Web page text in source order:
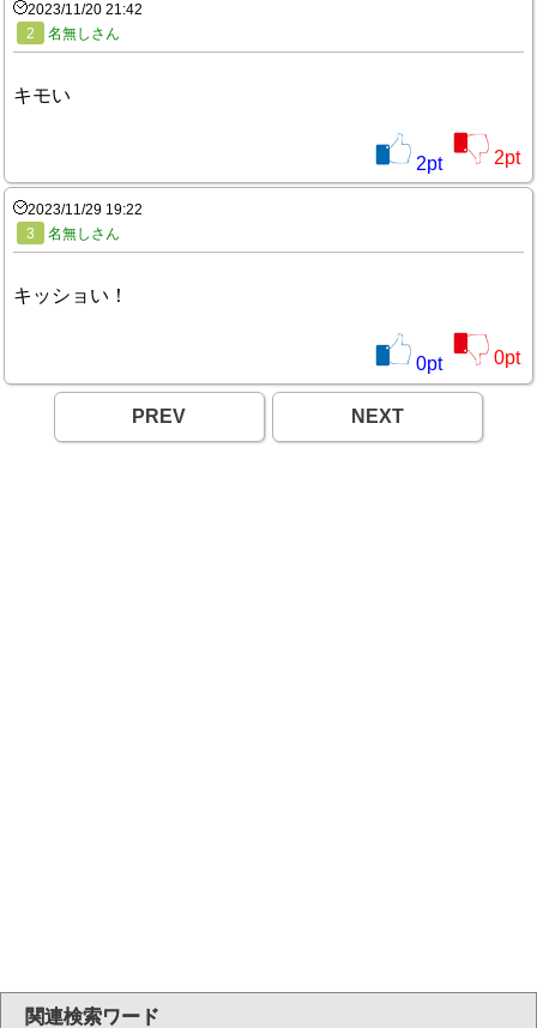
2023/11/20 21:42
2
名無しさん
キモい
2pt 2pt
2023/11/29 19:22
3
名無しさん
キッショい！
0pt 0pt
PREV NEXT
関連検索ワード